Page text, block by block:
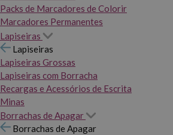
Packs de Marcadores de Colorir
Marcadores Permanentes
Lapiseiras
Lapiseiras
Lapiseiras Grossas
Lapiseiras com Borracha
Recargas e Acessórios de Escrita
Minas
Borrachas de Apagar
Borrachas de Apagar